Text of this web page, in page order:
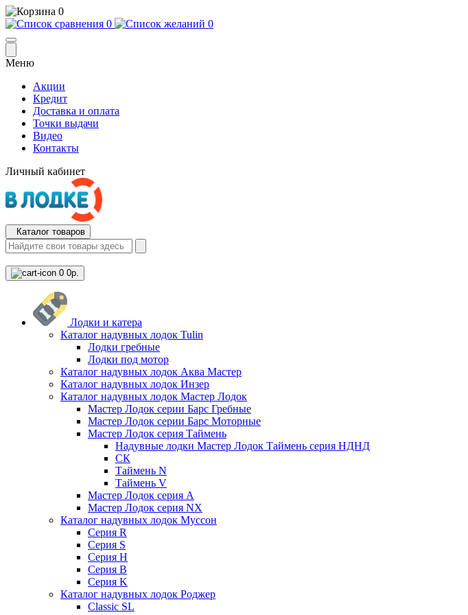
0
0
0
Меню
Акции
Кредит
Доставка и оплата
Точки выдачи
Видео
Контакты
Личный кабинет
Каталог товаров
0 0р.
Лодки и катера
Каталог надувных лодок Tulin
Лодки гребные
Лодки под мотор
Каталог надувных лодок Аква Мастер
Каталог надувных лодок Инзер
Каталог надувных лодок Мастер Лодок
Мастер Лодок серии Барс Гребные
Мастер Лодок серии Барс Моторные
Мастер Лодок серия Таймень
Надувные лодки Мастер Лодок Таймень серия НДНД
СК
Таймень N
Таймень V
Мастер Лодок серия А
Мастер Лодок серия NX
Каталог надувных лодок Муссон
Серия R
Серия S
Серия H
Серия B
Серия K
Каталог надувных лодок Роджер
Classic SL